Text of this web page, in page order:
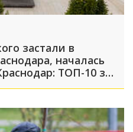
застали в
началась
ТОП-10 за